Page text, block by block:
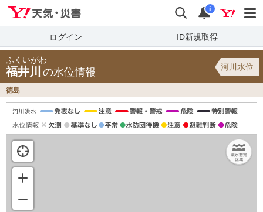
検索 通知
i
ログイン ID新規取得
ふくいがわ
福井川 の水位情報 河川水位
徳島